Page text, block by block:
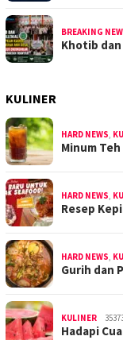
BREAKING
Khotib
KULINER
HARD NEWS,
Minum
HARD NEWS,
Resep
HARD NEWS,
Gurih dan
KULINER
Hadapi